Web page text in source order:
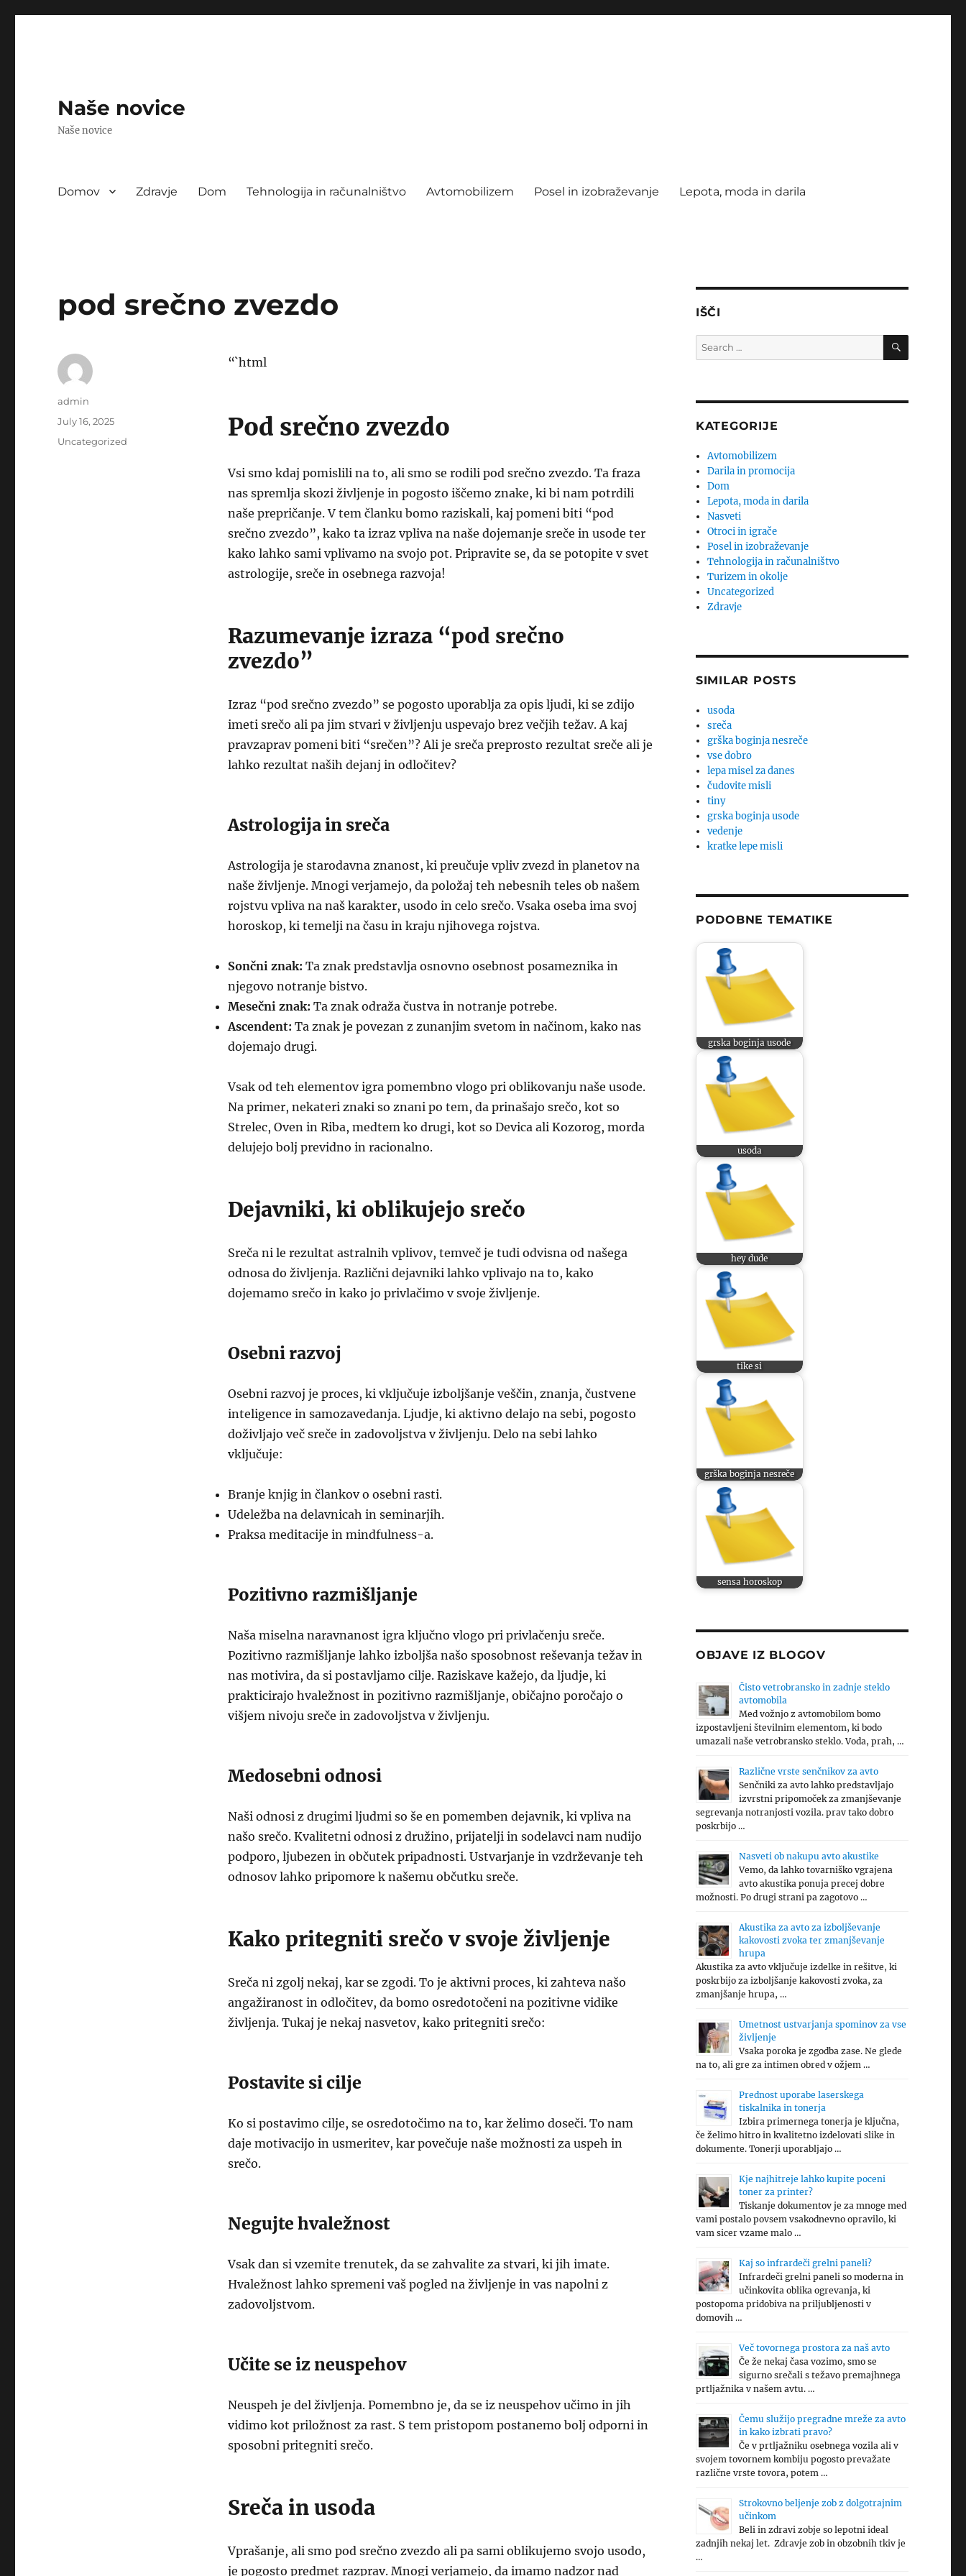
Naše novice
Naše novice
Domov Zdravje Dom Tehnologija in računalništvo Avtomobilizem Posel in izobraževanje Lepota, moda in darila
pod srečno zvezdo
“`html
Pod srečno zvezdo
Vsi smo kdaj pomislili na to, ali smo se rodili pod srečno zvezdo. Ta fraza
nas spremlja skozi življenje in pogosto iščemo znake, ki bi nam potrdili
naše prepričanje. V tem članku bomo raziskali, kaj pomeni biti “pod
srečno zvezdo”, kako ta izraz vpliva na naše dojemanje sreče in usode ter
kako lahko sami vplivamo na svojo pot. Pripravite se, da se potopite v svet
astrologije, sreče in osebnega razvoja!
Razumevanje izraza “pod srečno
zvezdo”
Izraz “pod srečno zvezdo” se pogosto uporablja za opis ljudi, ki se zdijo
imeti srečo ali pa jim stvari v življenju uspevajo brez večjih težav. A kaj
pravzaprav pomeni biti “srečen”? Ali je sreča preprosto rezultat sreče ali je
lahko rezultat naših dejanj in odločitev?
Astrologija in sreča
Astrologija je starodavna znanost, ki preučuje vpliv zvezd in planetov na
naše življenje. Mnogi verjamejo, da položaj teh nebesnih teles ob našem
rojstvu vpliva na naš karakter, usodo in celo srečo. Vsaka oseba ima svoj
horoskop, ki temelji na času in kraju njihovega rojstva.
Sončni znak: Ta znak predstavlja osnovno osebnost posameznika in
njegovo notranje bistvo.
Mesečni znak: Ta znak odraža čustva in notranje potrebe.
Ascendent: Ta znak je povezan z zunanjim svetom in načinom, kako nas
dojemajo drugi.
Vsak od teh elementov igra pomembno vlogo pri oblikovanju naše usode.
Na primer, nekateri znaki so znani po tem, da prinašajo srečo, kot so
Strelec, Oven in Riba, medtem ko drugi, kot so Devica ali Kozorog, morda
delujejo bolj previdno in racionalno.
Dejavniki, ki oblikujejo srečo
Sreča ni le rezultat astralnih vplivov, temveč je tudi odvisna od našega
odnosa do življenja. Različni dejavniki lahko vplivajo na to, kako
dojemamo srečo in kako jo privlačimo v svoje življenje.
Osebni razvoj
Osebni razvoj je proces, ki vključuje izboljšanje veščin, znanja, čustvene
inteligence in samozavedanja. Ljudje, ki aktivno delajo na sebi, pogosto
doživljajo več sreče in zadovoljstva v življenju. Delo na sebi lahko
vključuje:
Branje knjig in člankov o osebni rasti.
Udeležba na delavnicah in seminarjih.
Praksa meditacije in mindfulness-a.
Pozitivno razmišljanje
Naša miselna naravnanost igra ključno vlogo pri privlačenju sreče.
Pozitivno razmišljanje lahko izboljša našo sposobnost reševanja težav in
nas motivira, da si postavljamo cilje. Raziskave kažejo, da ljudje, ki
prakticirajo hvaležnost in pozitivno razmišljanje, običajno poročajo o
višjem nivoju sreče in zadovoljstva v življenju.
Medosebni odnosi
Naši odnosi z drugimi ljudmi so še en pomemben dejavnik, ki vpliva na
našo srečo. Kvalitetni odnosi z družino, prijatelji in sodelavci nam nudijo
podporo, ljubezen in občutek pripadnosti. Ustvarjanje in vzdrževanje teh
odnosov lahko pripomore k našemu občutku sreče.
Kako pritegniti srečo v svoje življenje
Sreča ni zgolj nekaj, kar se zgodi. To je aktivni proces, ki zahteva našo
angažiranost in odločitev, da bomo osredotočeni na pozitivne vidike
življenja. Tukaj je nekaj nasvetov, kako pritegniti srečo:
Postavite si cilje
Ko si postavimo cilje, se osredotočimo na to, kar želimo doseči. To nam
daje motivacijo in usmeritev, kar povečuje naše možnosti za uspeh in
srečo.
Negujte hvaležnost
Vsak dan si vzemite trenutek, da se zahvalite za stvari, ki jih imate.
Hvaležnost lahko spremeni vaš pogled na življenje in vas napolni z
zadovoljstvom.
Učite se iz neuspehov
Neuspeh je del življenja. Pomembno je, da se iz neuspehov učimo in jih
vidimo kot priložnost za rast. S tem pristopom postanemo bolj odporni in
sposobni pritegniti srečo.
Sreča in usoda
Vprašanje, ali smo pod srečno zvezdo ali pa sami oblikujemo svojo usodo,
je pogosto predmet razprav. Mnogi verjamejo, da imamo nadzor nad
Author
admin
Posted
July 16, 2025
Categories
Uncategorized
IŠČI
Search
for:
SEARCH
KATEGORIJE
Avtomobilizem
Darila in promocija
Dom
Lepota, moda in darila
Nasveti
Otroci in igrače
Posel in izobraževanje
Tehnologija in računalništvo
Turizem in okolje
Uncategorized
Zdravje
SIMILAR POSTS
usoda
sreča
grška boginja nesreče
vse dobro
lepa misel za danes
čudovite misli
tiny
grska boginja usode
vedenje
kratke lepe misli
PODOBNE TEMATIKE
grska boginja usode
usoda
hey dude
tike si
grška boginja nesreče
sensa horoskop
OBJAVE IZ BLOGOV
Čisto vetrobransko in zadnje steklo
avtomobila
Med vožnjo z avtomobilom bomo
izpostavljeni številnim elementom, ki bodo
umazali naše vetrobransko steklo. Voda, prah, …
Različne vrste senčnikov za avto
Senčniki za avto lahko predstavljajo
izvrstni pripomoček za zmanjševanje
segrevanja notranjosti vozila. prav tako dobro
poskrbijo …
Nasveti ob nakupu avto akustike
Vemo, da lahko tovarniško vgrajena
avto akustika ponuja precej dobre
možnosti. Po drugi strani pa zagotovo …
Akustika za avto za izboljševanje
kakovosti zvoka ter zmanjševanje
hrupa
Akustika za avto vključuje izdelke in rešitve, ki
poskrbijo za izboljšanje kakovosti zvoka, za
zmanjšanje hrupa, …
Umetnost ustvarjanja spominov za vse
življenje
Vsaka poroka je zgodba zase. Ne glede
na to, ali gre za intimen obred v ožjem …
Prednost uporabe laserskega
tiskalnika in tonerja
Izbira primernega tonerja je ključna,
če želimo hitro in kvalitetno izdelovati slike in
dokumente. Tonerji uporabljajo …
Kje najhitreje lahko kupite poceni
toner za printer?
Tiskanje dokumentov je za mnoge med
vami postalo povsem vsakodnevno opravilo, ki
vam sicer vzame malo …
Kaj so infrardeči grelni paneli?
Infrardeči grelni paneli so moderna in
učinkovita oblika ogrevanja, ki
postopoma pridobiva na priljubljenosti v
domovih …
Več tovornega prostora za naš avto
Če že nekaj časa vozimo, smo se
sigurno srečali s težavo premajhnega
prtljažnika v našem avtu. …
Čemu služijo pregradne mreže za avto
in kako izbrati pravo?
Če v prtljažniku osebnega vozila ali v
svojem tovornem kombiju pogosto prevažate
različne vrste tovora, potem …
Strokovno beljenje zob z dolgotrajnim
učinkom
Beli in zdravi zobje so lepotni ideal
zadnjih nekaj let. Zdravje zob in obzobnih tkiv je
…